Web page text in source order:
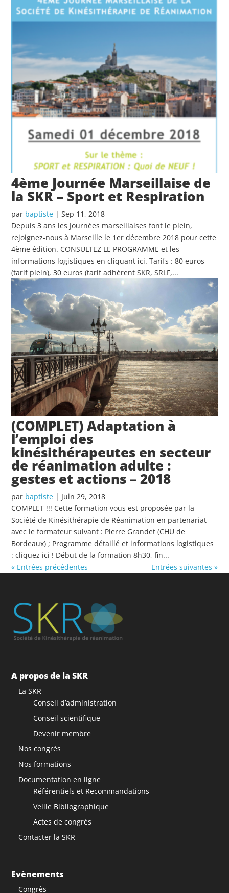
4ème Journée Marseillaise de
la SKR – Sport et Respiration
par baptiste |Sep 11, 2018
Depuis 3 ans les Journées marseillaises font le plein,
rejoignez-nous à Marseille le 1er décembre 2018 pour cette
4ème édition. CONSULTEZ LE PROGRAMME et les
informations logistiques en cliquant ici. Tarifs : 80 euros
(tarif plein), 30 euros (tarif adhérent SKR, SRLF,...
(COMPLET) Adaptation à
l’emploi des
kinésithérapeutes en secteur
de réanimation adulte :
gestes et actions – 2018
par baptiste | Juin 29, 2018
COMPLET !!! Cette formation vous est proposée par la
Société de Kinésithérapie de Réanimation en partenariat
avec le formateur suivant : Pierre Grandet (CHU de
Bordeaux) ; Programme détaillé et informations logistiques
: cliquez ici ! Début de la formation 8h30, fin...
« Entrées précédentes
Entrées suivantes »
A propos de la SKR
La SKR
Conseil d’administration
Conseil scientifique
Devenir membre
Nos congrès
Nos formations
Documentation en ligne
Référentiels et Recommandations
Veille Bibliographique
Actes de congrès
Contacter la SKR
Evènements
Congrès